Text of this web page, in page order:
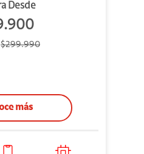
Desde
$299.990
más